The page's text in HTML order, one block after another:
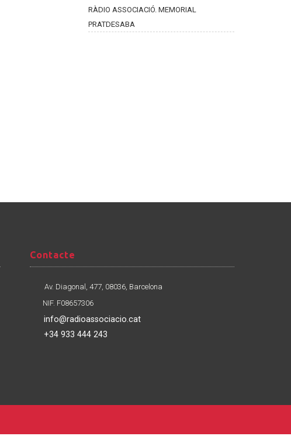
RÀDIO ASSOCIACIÓ. MEMORIAL
PRATDESABA
Contacte
Contacte
Av. Diagonal, 477, 08036, Barcelona
NIF. F08657306
info@radioassociacio.cat
+34 933 444 243